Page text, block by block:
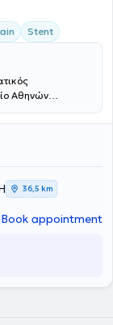
Stent
Αθηνών
κάτοχος
στο Theparis
όπου κατά
στην Επεμβατική
Trust of
από το Γενικό
σε όλο το
Ακτινολογία
36,5 km
Book appointment